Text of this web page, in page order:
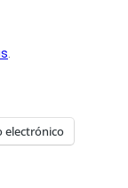
.
electrónico